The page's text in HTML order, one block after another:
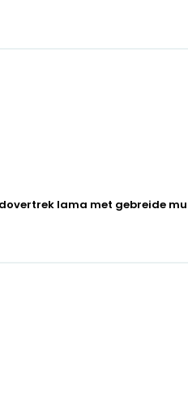
lama met gebreide